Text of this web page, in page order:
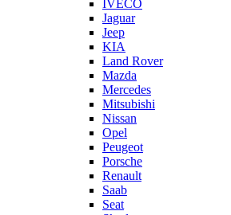
IVECO
Jaguar
Jeep
KIA
Land Rover
Mazda
Mercedes
Mitsubishi
Nissan
Opel
Peugeot
Porsche
Renault
Saab
Seat